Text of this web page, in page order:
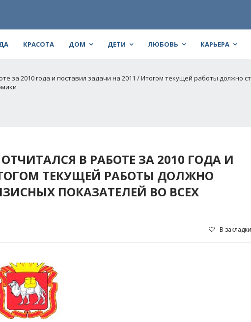
КРАСОТА ДОМ ДЕТИ ЛЮБОВЬ КАРЬЕРА
за 2010 года и поставил задачи на 2011 / Итогом текущей работы должно
В РАБОТЕ ЗА 2010 ГОДА И
ТЕКУЩЕЙ РАБОТЫ ДОЛЖНО
ПОКАЗАТЕЛЕЙ ВО ВСЕХ
В закладки